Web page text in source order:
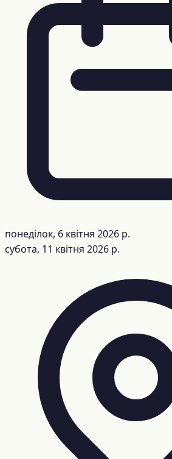
понеділок, 6 квітня 2026 р.
субота, 11 квітня 2026 р.